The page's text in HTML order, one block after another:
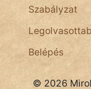
Láron Ádám
mikkamakka
vörös ördög
nagyöreg
Szabályzat
Belépés
© 2026